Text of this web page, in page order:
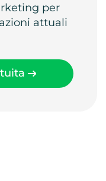
per
attuali